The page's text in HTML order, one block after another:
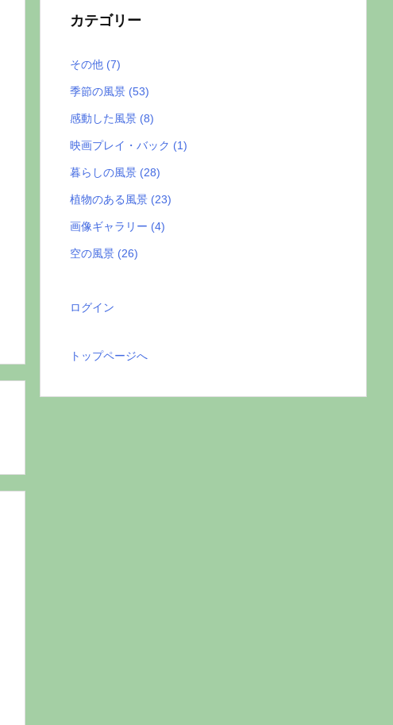
ブ
カテゴリー
その他 (7)
季節の風景 (53)
感動した風景 (8)
映画プレイ・バック (1)
暮らしの風景 (28)
植物のある風景 (23)
画像ギャラリー (4)
空の風景 (26)
ログイン
トップページへ